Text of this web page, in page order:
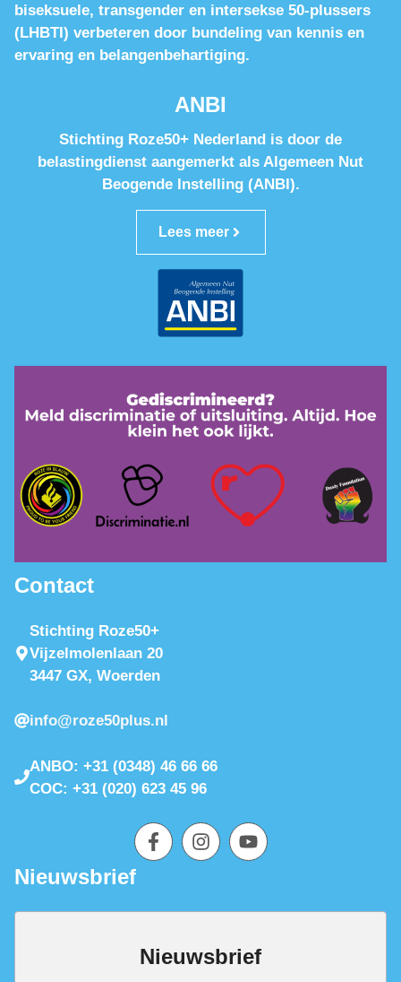
biseksuele, transgender en intersekse 50-plussers
(LHBTI) verbeteren door bundeling van kennis en
ervaring en belangenbehartiging.
ANBI
Stichting Roze50+ Nederland is door de
belastingdienst aangemerkt als Algemeen Nut
Beogende Instelling (ANBI).
Lees meer
Contact
Stichting Roze50+
Vijzelmolenlaan 20
3447 GX, Woerden
info@roze50plus.nl
ANBO: +31 (0348) 46 66 66
COC: +31 (020) 623 45 96
Nieuwsbrief
Nieuwsbrief